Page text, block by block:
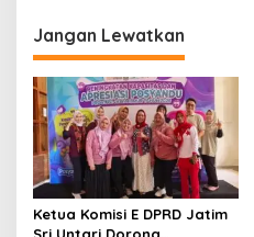
n
Komsos
Jangan Lewatkan
Ketua Komisi E DPRD Jatim